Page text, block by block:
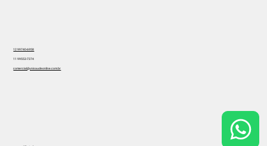
12 99740-6958
11 99553-7374
comercial@unisaudeonline.com.br